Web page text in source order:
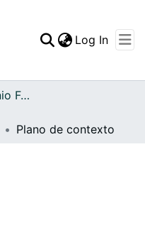
Log In
Archivo del Patrimonio Fotográfico y Fílmico del Valle del Cauca
Plano de contexto